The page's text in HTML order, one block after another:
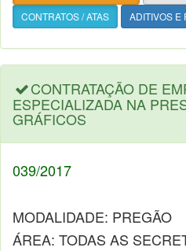
CONTRATOS / ATAS
ADITIVOS E
CONTRATAÇÃO DE
ESPECIALIZADA NA
GRÁFICOS
039/2017
MODALIDADE: PREGÃO
ÁREA: TODAS AS